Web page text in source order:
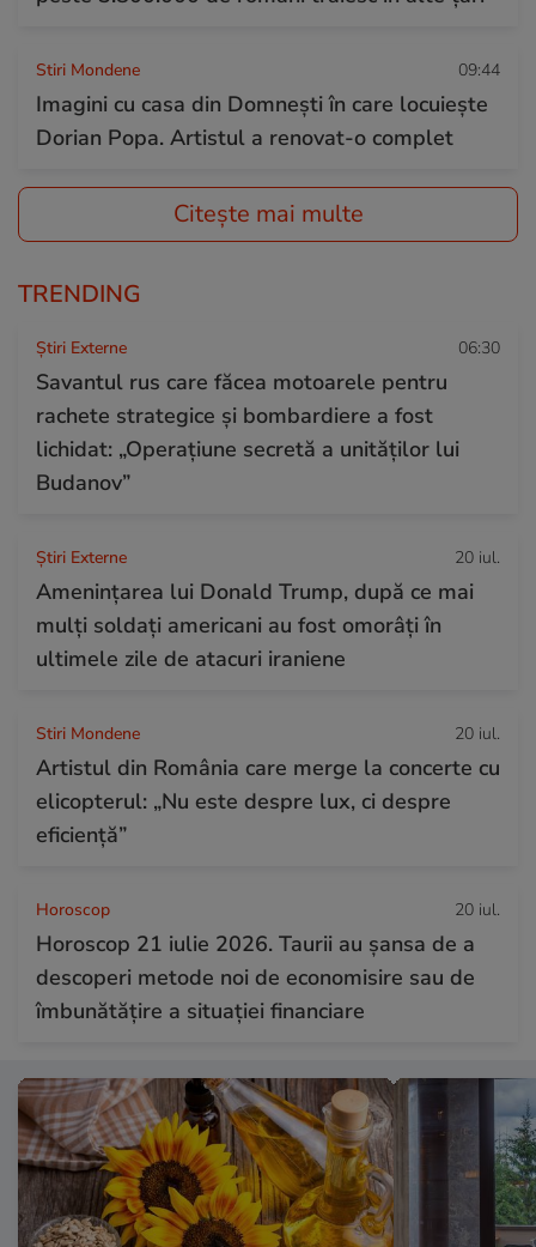
Stiri Mondene 09:44
Imagini cu casa din Domnești în care locuiește
Dorian Popa. Artistul a renovat-o complet
Citește mai multe
TRENDING
Știri Externe 06:30
Savantul rus care făcea motoarele pentru
rachete strategice și bombardiere a fost
lichidat: „Operațiune secretă a unităților lui
Budanov”
Știri Externe 20 iul.
Amenințarea lui Donald Trump, după ce mai
mulți soldați americani au fost omorâți în
ultimele zile de atacuri iraniene
Stiri Mondene 20 iul.
Artistul din România care merge la concerte cu
elicopterul: „Nu este despre lux, ci despre
eficiență”
Horoscop 20 iul.
Horoscop 21 iulie 2026. Taurii au șansa de a
descoperi metode noi de economisire sau de
îmbunătățire a situației financiare